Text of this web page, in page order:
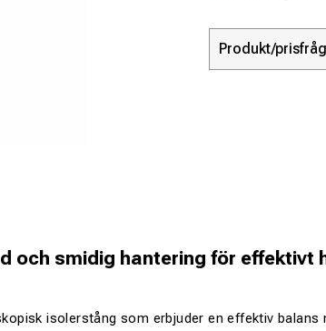
Produkt/
och smidig hantering för effektivt
isolerstång som erbjuder en effektiv balans